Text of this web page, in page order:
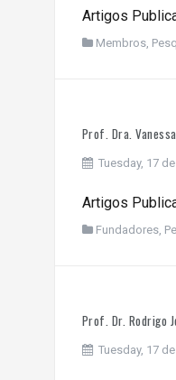
Artigos
Membros,
Prof. Dra.
Tuesday, 17
Artigos
Fundadores,
Prof. Dr. Rodrigo
Tuesday, 17